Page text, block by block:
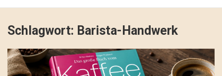
Schlagwort: Barista-Handwerk